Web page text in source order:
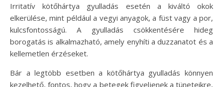
Irritatív kötőhártya gyulladás esetén a kiváltó okok
elkerülése, mint például a vegyi anyagok, a füst vagy a por,
kulcsfontosságú. A gyulladás csökkentésére hideg
borogatás is alkalmazható, amely enyhíti a duzzanatot és a
kellemetlen érzéseket.
Bár a legtöbb esetben a kötőhártya gyulladás könnyen
kezelhető, fontos, hogy a betegek figyeljenek a tüneteikre,